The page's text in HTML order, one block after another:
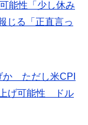
能性「少し休み
じる「正直言っ
か ただし米CPI
上げ可能性 ドル